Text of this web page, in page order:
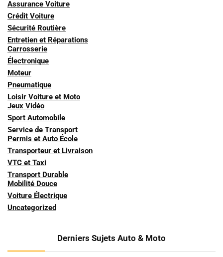
Assurance Voiture
Crédit Voiture
Sécurité Routière
Entretien et Réparations
Carrosserie
Électronique
Moteur
Pneumatique
Loisir Voiture et Moto
Jeux Vidéo
Sport Automobile
Service de Transport
Permis et Auto École
Transporteur et Livraison
VTC et Taxi
Transport Durable
Mobilité Douce
Voiture Électrique
Uncategorized
Derniers Sujets Auto & Moto